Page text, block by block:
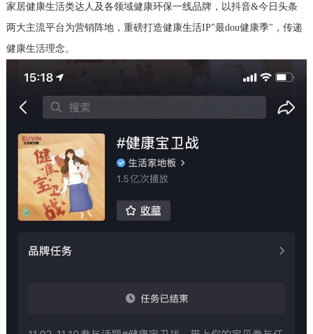
家居健康生活类达人及各领域健康环保一线品牌，以抖音&今日头条
两大主流平台为营销阵地，重磅打造健康生活IP"最dou健康季"，传递
健康生活理念。